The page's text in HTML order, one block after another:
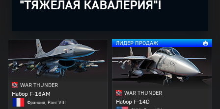
"ТЯЖЕЛАЯ КАВАЛЕРИЯ"!
WAR THUNDER
Набор F-16AM
Франция, Ранг VIII
ЛИДЕР ПРОДАЖ
WAR THUNDER
Набор F-14D